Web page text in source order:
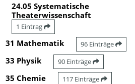
24.05 Systematische
Theaterwissenschaft
1 Eintrag
31 Mathematik 96 Einträge
33 Physik 90 Einträge
35 Chemie 117 Einträge